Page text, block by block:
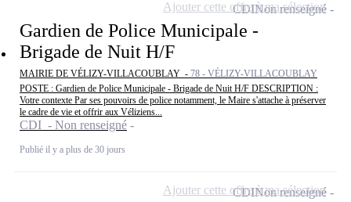
Gardien de Police Municipale -
Brigade de Nuit H/F
MAIRIE DE VÉLIZY-VILLACOUBLAY - 78 - VÉLIZY-VILLACOUBLAY
POSTE : Gardien de Police Municipale - Brigade de Nuit H/F DESCRIPTION :
Votre contexte Par ses pouvoirs de police notamment, le Maire s'attache à préserver
le cadre de vie et offrir aux Véliziens...
CDI - Non renseigné
Publié il y a plus de 30 jours
CDINon renseigné
Ajouter cette offre à ma sélection
CDINon renseigné
Ajouter cette offre à ma sélection